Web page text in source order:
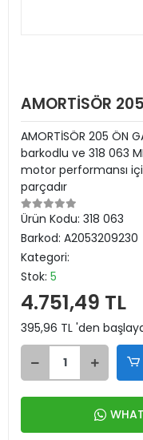
AMORTİSÖR
AMORTİSÖR 205 ÖN
barkodlu ve 318 063
motor performansı
parçadır
Ürün Kodu: 318 063
Barkod: A2053209230
Kategori:
Stok: 5
4.751,49 TL
395,96 TL 'den